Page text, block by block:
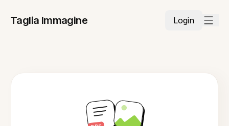
Taglia Immagine Login